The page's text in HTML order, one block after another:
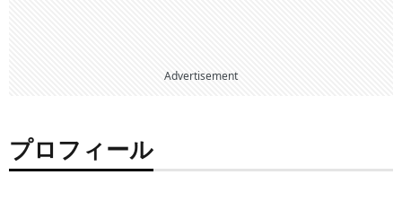
Advertisement
プロフィール